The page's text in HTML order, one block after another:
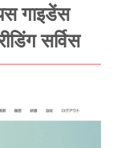
गाइडेंस
सर्विस